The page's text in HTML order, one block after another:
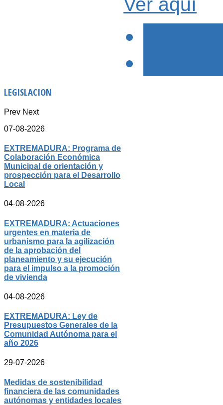
Ver aquí
LEGISLACION
Prev Next
07-08-2026
EXTREMADURA: Programa de
Colaboración Económica
Municipal de orientación y
prospección para el Desarrollo
Local
04-08-2026
EXTREMADURA: Actuaciones
urgentes en materia de
urbanismo para la agilización
de la aprobación del
planeamiento y su ejecución
para el impulso a la promoción
de vivienda
04-08-2026
EXTREMADURA: Ley de
Presupuestos Generales de la
Comunidad Autónoma para el
año 2026
29-07-2026
Medidas de sostenibilidad
financiera de las comunidades
autónomas y entidades locales